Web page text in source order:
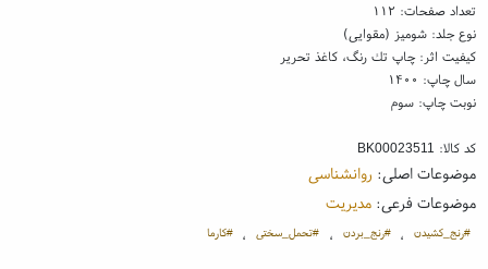
تعداد صفحات: ۱۱۲
نوع جلد: شومیز (مقوایی)
کیفیت اثر: چاپ تك رنگ، کاغذ تحریر
سال چاپ: ۱۴۰۰
نوبت چاپ: سوم
کد کالا: BK00023511
موضوعات اصلی: روانشناسی
موضوعات فرعی:مدیریت
#رنج_کشیدن ، #رنج_بردن ، #تحمل_سختی ، #کارما